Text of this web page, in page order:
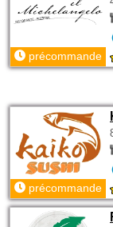
précommande
précommande